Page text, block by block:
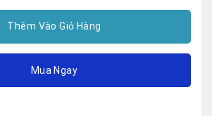
Thêm Vào Giỏ Hàng
Mua Ngay